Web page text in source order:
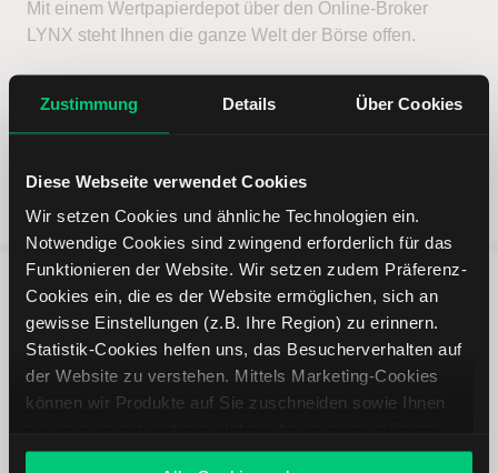
Zustimmung Details Über Cookies
Diese Webseite verwendet Cookies
Wir setzen Cookies und ähnliche Technologien ein.
Notwendige Cookies sind zwingend erforderlich für das
Funktionieren der Website. Wir setzen zudem Präferenz-
Cookies ein, die es der Website ermöglichen, sich an
gewisse Einstellungen (z.B. Ihre Region) zu erinnern.
Statistik-Cookies helfen uns, das Besucherverhalten auf
der Website zu verstehen. Mittels Marketing-Cookies
können wir Produkte auf Sie zuschneiden sowie Ihnen
Angebote unterbreiten. Sie entscheiden, welche Cookies
Mit einem Wertpapierdepot über den Online-Broker
LYNX steht Ihnen die ganze Welt der Börse offen.
Jetzt Depot eröffnen
5 entscheidende Vorteile vom
Online Broker LYNX